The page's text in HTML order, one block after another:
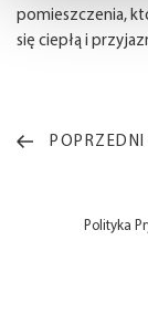
pomieszczenia,
się ciepłą i
POPRZEDNI
Polityka